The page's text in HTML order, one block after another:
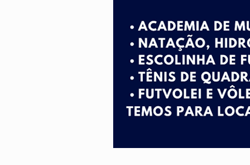
ENCONTRO: Amazônia Negra
PREVISÃO:Porto Velho tem
SINDICATOS UNIDOS:Assembleia
PROCESSO SELETIVO:
AGOSTO LILÁS:MPRO lança de